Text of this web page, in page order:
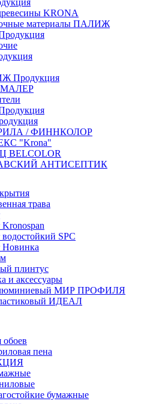
KRONA
материалы ПАЛИЖ
Продукция
/ ФИННКОЛОР
"Krona"
BELCOLOR
АНТИСЕПТИК
трава
SPC
Новинка
плинтус
и аксессуары
МИР ПРОФИЛЯ
ИДЕАЛ
обоев
пена
бумажные